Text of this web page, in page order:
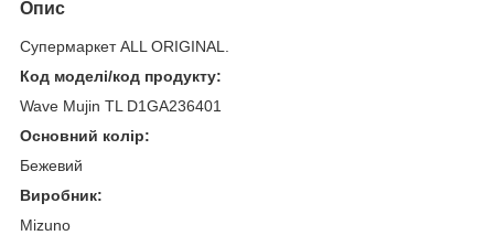
Опис
Супермаркет ALL ORIGINAL.
Код моделі/код продукту:
Wave Mujin TL D1GA236401
Основний колір:
Бежевий
Виробник:
Mizuno